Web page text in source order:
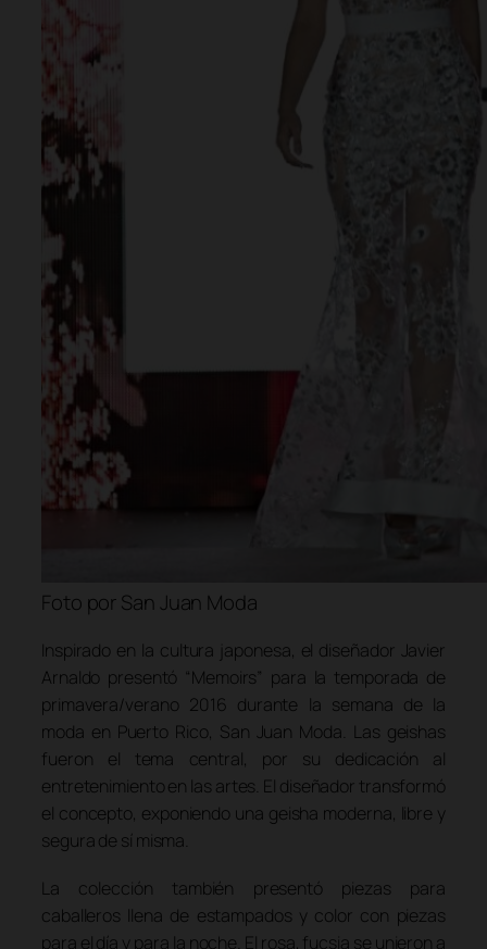
Foto por San Juan Moda
Inspirado en la cultura japonesa, el diseñador Javier
Arnaldo presentó “Memoirs” para la temporada de
primavera/verano 2016 durante la semana de la
moda en Puerto Rico, San Juan Moda. Las geishas
fueron el tema central, por su dedicación al
entretenimiento en las artes. El diseñador transformó
el concepto, exponiendo una geisha moderna, libre y
segura de sí misma.
La colección también presentó piezas para
caballeros llena de estampados y color con piezas
para el día y para la noche. El rosa, fucsia se unieron a